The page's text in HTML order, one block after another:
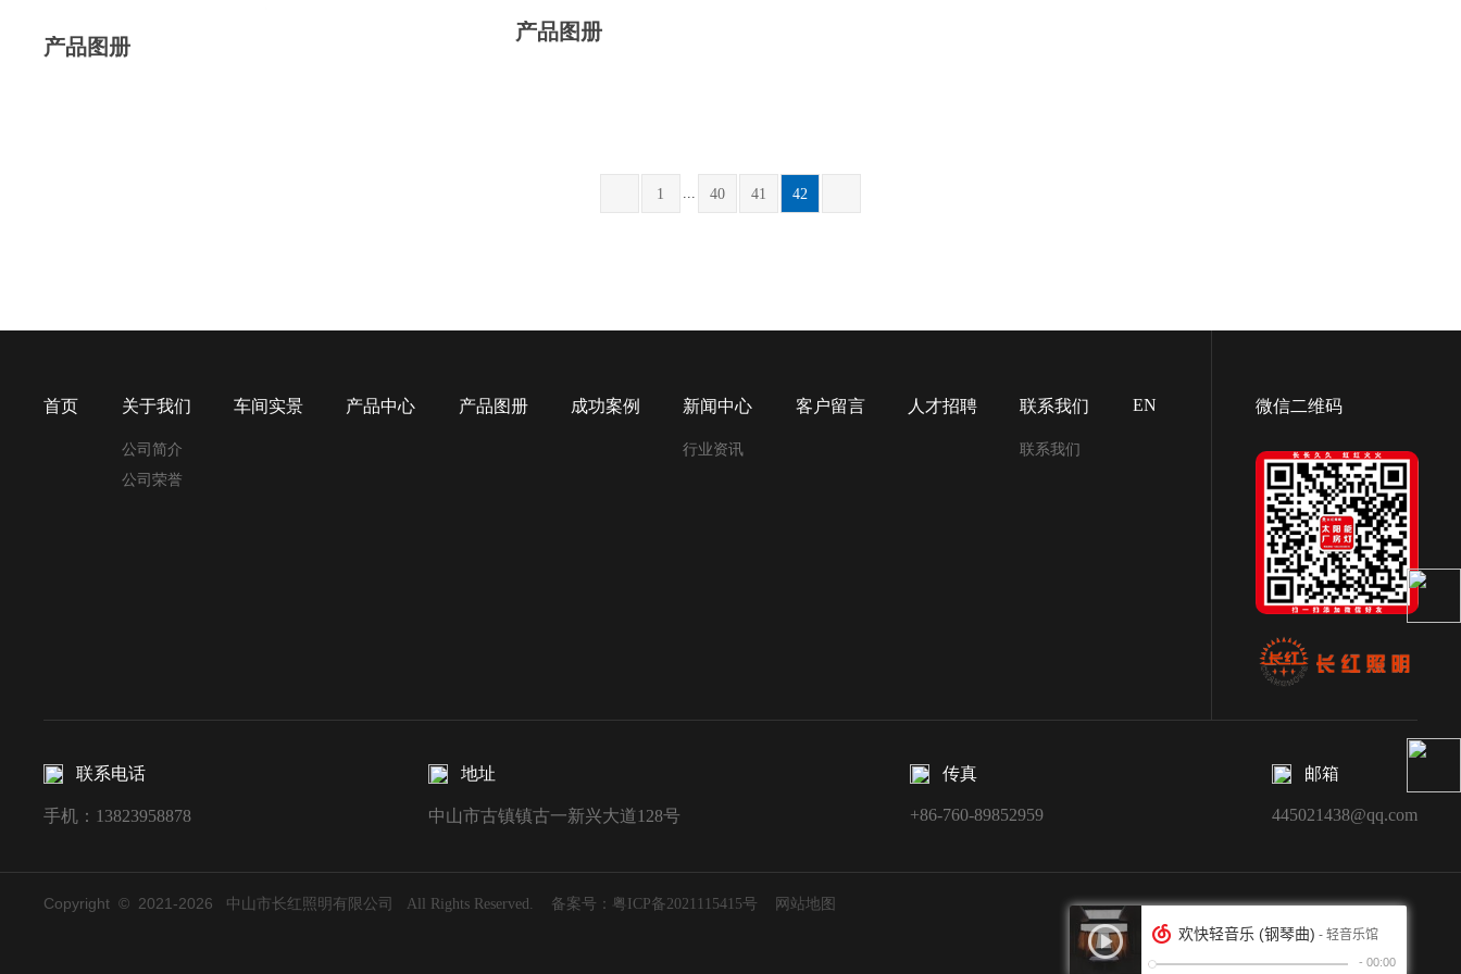
产品图册
产品图册
1 40 41 42
首页 关于我们
公司简介
公司荣誉
车间实景 产品中心 产品图册 成功案例 新闻中心
行业资讯
客户留言 人才招聘 联系我们
联系我们
EN 微信二维码
联系电话
手机：13823958878
地址
中山市古镇镇古一新兴大道128号
传真
+86-760-89852959
邮箱
445021438@qq.com
Copyright © 2021-2026 中山市长红照明有限公司 All Rights Reserved. 备案号： 粤ICP备2021115415号 网站地图